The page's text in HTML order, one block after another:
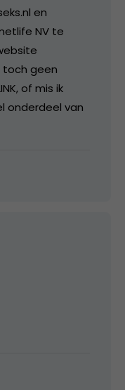
en
NV te
toch geen
of mis ik
onderdeel van